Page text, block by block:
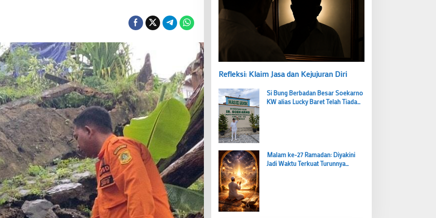
Refleksi: Klaim Jasa dan Kejujuran Diri
Si Bung Berbadan Besar Soekarno
KW alias Lucky Baret Telah Tiada
Malam ke-27 Ramadan: Diyakini
Jadi Waktu Terkuat Turunnya
Budi Prasetyo Kembali Pimpin Golkar